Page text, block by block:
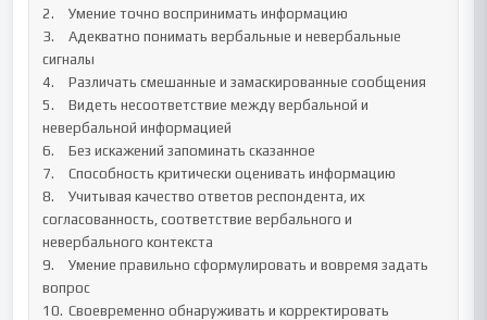
2.	Умение точно воспринимать информацию
3.	Адекватно понимать вербальные и невербальные
сигналы
4.	Различать смешанные и замаскированные сообщения
5.	Видеть несоответствие между вербальной и
невербальной информацией
6.	Без искажений запоминать сказанное
7.	Способность критически оценивать информацию
8.	Учитывая качество ответов респондента, их
согласованность, соответствие вербального и
невербального контекста
9.	Умение правильно сформулировать и вовремя задать
вопрос
10.	Своевременно обнаруживать и корректировать